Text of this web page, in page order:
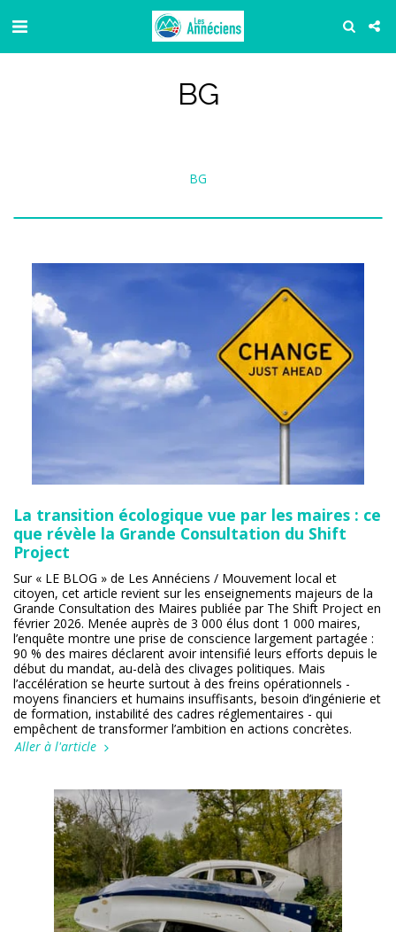
BG
BG
La transition écologique vue par les maires : ce
que révèle la Grande Consultation du Shift
Project
Sur « LE BLOG » de Les Annéciens / Mouvement local et
citoyen, cet article revient sur les enseignements majeurs de la
Grande Consultation des Maires publiée par The Shift Project en
février 2026. Menée auprès de 3 000 élus dont 1 000 maires,
l’enquête montre une prise de conscience largement partagée :
90 % des maires déclarent avoir intensifié leurs efforts depuis le
début du mandat, au-delà des clivages politiques. Mais
l’accélération se heurte surtout à des freins opérationnels -
moyens financiers et humains insuffisants, besoin d’ingénierie et
de formation, instabilité des cadres réglementaires - qui
empêchent de transformer l’ambition en actions concrètes.
Aller à l'article